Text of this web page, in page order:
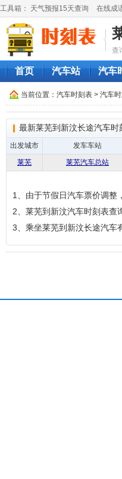
工具箱： 天气预报15天查询 在线成
查
首页 汽车站 汽车
当前位置： 汽车时刻表 > 汽车
最新莱芜到新汶长途汽车时
出发城市 发车车站
莱芜
莱芜汽车总站
1、由于节假日汽车票价调整
2、莱芜到新汶汽车时刻表
3、乘坐莱芜到新汶长途汽车